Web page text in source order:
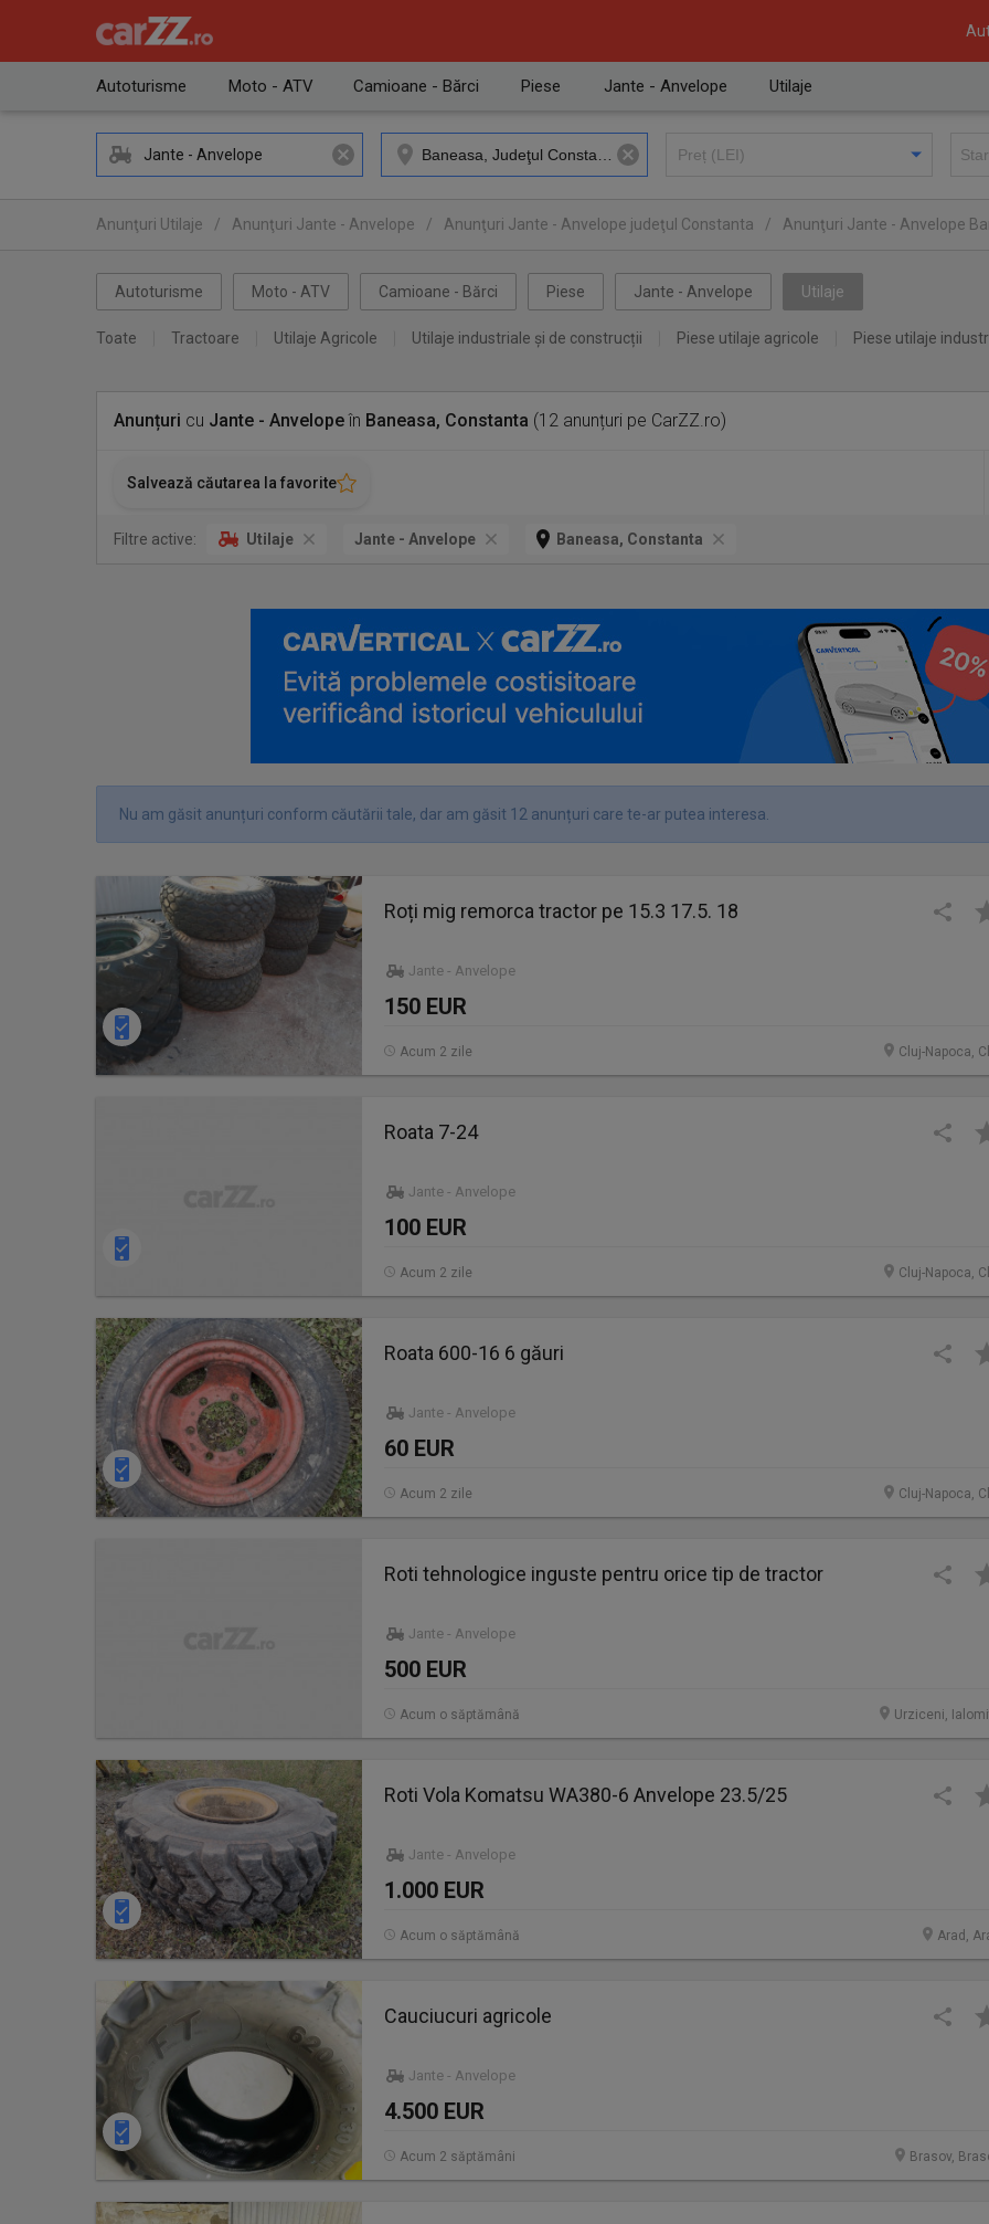
Autoturisme Moto - ATV Camioane - Bărci Piese Jante - Anvelope Utilaje
Jante - Anvelope
Anunţuri Utilaje / Anunţuri Jante - Anvelope / Anunţuri Jante - Anvelope judeţul Constanta / Anunţuri Jante - Anvelope
Autoturisme Moto - ATV Camioane - Bărci Piese Jante - Anvelope Utilaje
Toate Tractoare Utilaje Agricole Utilaje industriale și de construcții Piese utilaje agricole Piese utilaje
Anunțuri cu Jante - Anvelopeîn Baneasa, Constanta (12 anunțuri pe CarZZ.ro)
Salvează căutarea la favorite
Filtre active: Utilaje Jante - Anvelope Baneasa, Constanta
Nu am găsit anunțuri conform căutării tale, dar am găsit 12 anunțuri care te-ar putea interesa.
Roți mig remorca tractor pe 15.3 17.5. 18
Jante - Anvelope
150 EUR
Cluj-Napoca,
Acum 2 zile
Roata 7-24
Jante - Anvelope
100 EUR
Cluj-Napoca,
Acum 2 zile
Roata 600-16 6 găuri
Jante - Anvelope
60 EUR
Cluj-Napoca,
Acum 2 zile
Roti tehnologice inguste pentru orice tip de tractor
Jante - Anvelope
500 EUR
Urziceni,
Acum o săptămână
Roti Vola Komatsu WA380-6 Anvelope 23.5/25
Jante - Anvelope
1.000 EUR
Arad,
Acum o săptămână
Cauciucuri agricole
Jante - Anvelope
4.500 EUR
Brasov,
Acum 2 săptămâni